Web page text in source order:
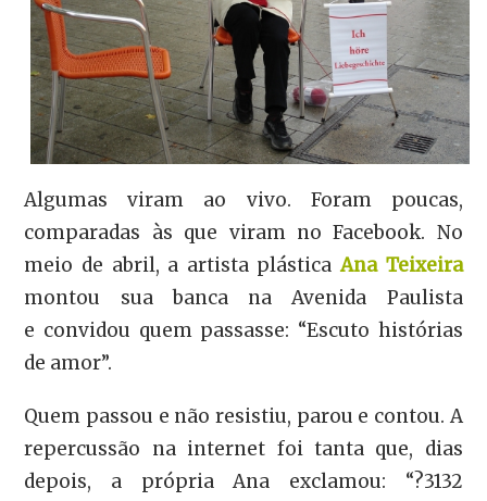
Algumas viram ao vivo. Foram poucas,
comparadas às que viram no Facebook. No
meio de abril, a artista plásticaAna Teixeira
montou sua banca na Avenida Paulista
e convidou quem passasse: “Escuto histórias
de amor”.
Quem passou e não resistiu, parou e contou. A
repercussão na internet foi tanta que, dias
depois, a própria Ana exclamou: “?3132